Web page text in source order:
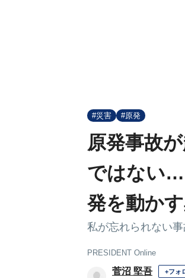
#災害 #原発
原発事故
ではない…
発を動か
私が忘れられない
PRESIDENT Online
菅沼 堅吾 +フォ